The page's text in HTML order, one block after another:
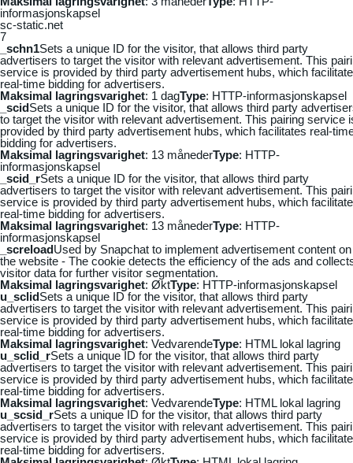
informasjonskapsel
sc-static.net
7
_schn1Sets a unique ID for the visitor, that allows third party
advertisers to target the visitor with relevant advertisement. This
service is provided by third party advertisement hubs, which
real-time bidding for advertisers.
Maksimal lagringsvarighet: 1 dagType: HTTP-informasjonskapsel
_scidSets a unique ID for the visitor, that allows third party
to target the visitor with relevant advertisement. This pairing service
provided by third party advertisement hubs, which facilitates real-
bidding for advertisers.
Maksimal lagringsvarighet: 13 månederType: HTTP-
informasjonskapsel
_scid_rSets a unique ID for the visitor, that allows third party
advertisers to target the visitor with relevant advertisement. This
service is provided by third party advertisement hubs, which
real-time bidding for advertisers.
Maksimal lagringsvarighet: 13 månederType: HTTP-
informasjonskapsel
_screloadUsed by Snapchat to implement advertisement content on
the website - The cookie detects the efficiency of the ads and
visitor data for further visitor segmentation.
Maksimal lagringsvarighet: ØktType: HTTP-informasjonskapsel
u_sclidSets a unique ID for the visitor, that allows third party
advertisers to target the visitor with relevant advertisement. This
service is provided by third party advertisement hubs, which
real-time bidding for advertisers.
Maksimal lagringsvarighet: VedvarendeType: HTML lokal lagring
u_sclid_rSets a unique ID for the visitor, that allows third party
advertisers to target the visitor with relevant advertisement. This
service is provided by third party advertisement hubs, which
real-time bidding for advertisers.
Maksimal lagringsvarighet: VedvarendeType: HTML lokal lagring
u_scsid_rSets a unique ID for the visitor, that allows third party
advertisers to target the visitor with relevant advertisement. This
service is provided by third party advertisement hubs, which
real-time bidding for advertisers.